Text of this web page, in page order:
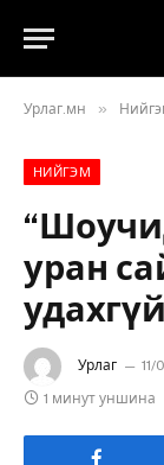
Урлаг.мн »
НИЙГЭМ
уран
Урлаг 11/
1 минут уншина